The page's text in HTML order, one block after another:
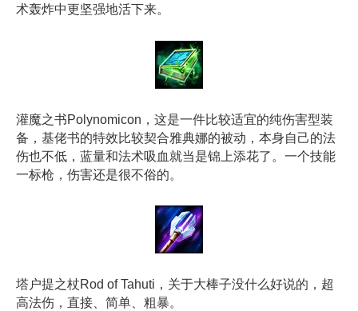
术轰炸中更坚强地活下来。
灌魔之书Polynomicon，这是一件比较适宜的纯伤害型装
备，基佬书的特效比较契合雅典娜的被动，本身自己的法
伤也不低，蓝量和法术吸血就当是锦上添花了。一个技能
一标枪，伤害还是很不俗的。
塔户提之杖Rod of Tahuti，关于大棒子没什么好说的，超
高法伤，直接、简单、粗暴。